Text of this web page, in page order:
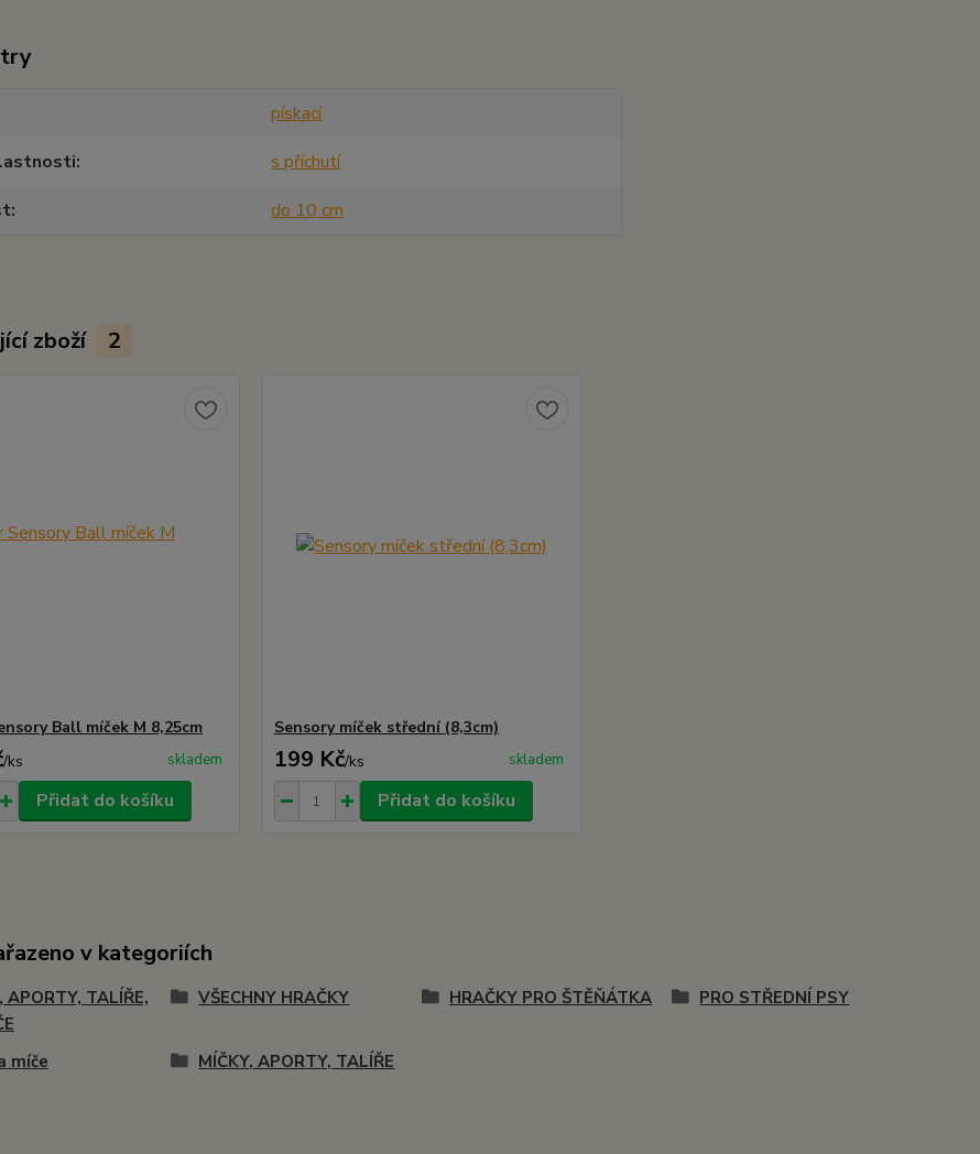
pískací
s příchutí
do 10 cm
zboží 2
Ball míček M 8,25cm
/ks skladem
Přidat do košíku
Sensory míček střední (8,3cm)
199 Kč/ks skladem
Přidat do košíku
v kategoriích
APORTY, TALÍŘE,
VŠECHNY HRAČKY HRAČKY PRO ŠTĚŇÁTKA PRO STŘEDNÍ PSY
míče MÍČKY, APORTY, TALÍŘE